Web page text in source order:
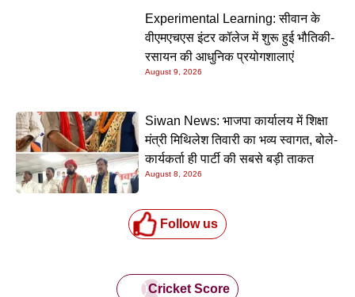
Experimental Learning: सीवान के
वीएमएचएस इंटर कॉलेज में शुरू हुई भौतिकी-
रसायन की आधुनिक प्रयोगशालाएं
August 9, 2026
Siwan News: भाजपा कार्यालय में शिक्षा
मंत्री मिथिलेश तिवारी का भव्य स्वागत, बोले-
कार्यकर्ता ही पार्टी की सबसे बड़ी ताकत
August 8, 2026
Follow us
Cricket Score